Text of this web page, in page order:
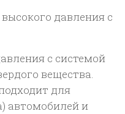
давления с
с системой
вещества.
для
автомобилей и